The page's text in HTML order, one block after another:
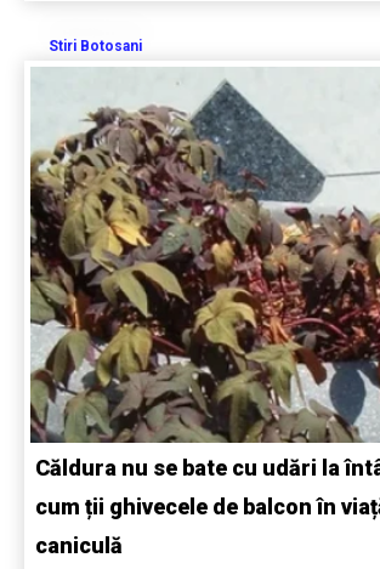
Stiri Botosani
Căldura nu se bate cu udări la
cum ții ghivecele de balcon în
caniculă